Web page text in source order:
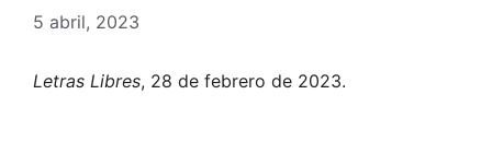
5 abril, 2023
Letras Libres, 28 de febrero de 2023.